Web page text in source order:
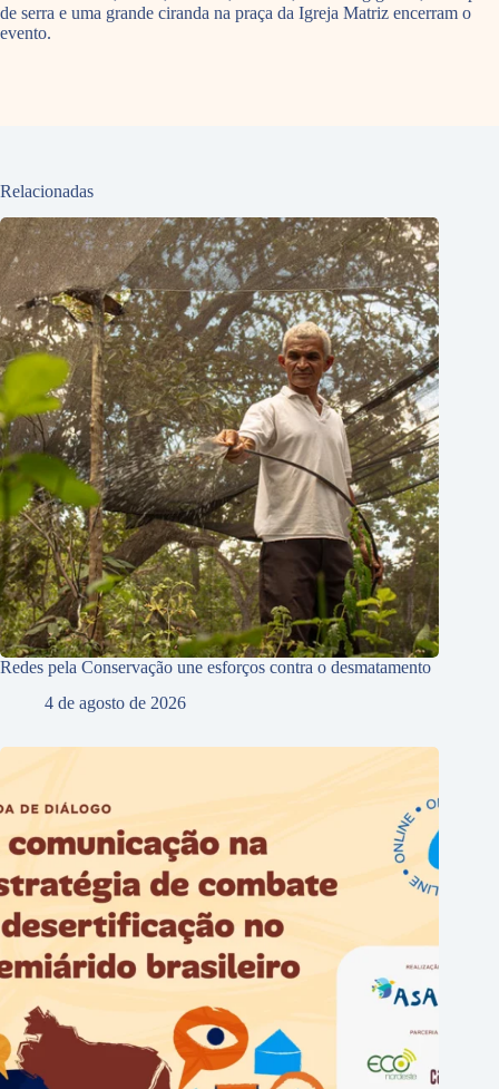
de serra e uma grande ciranda na praça da Igreja Matriz encerram o
evento.
Relacionadas
Redes pela Conservação une esforços contra o desmatamento
4 de agosto de 2026